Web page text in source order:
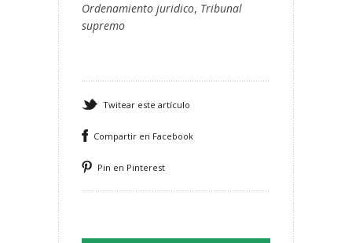
Ordenamiento juridico, Tribunal
supremo
Twitear este artículo
Compartir en Facebook
Pin en Pinterest